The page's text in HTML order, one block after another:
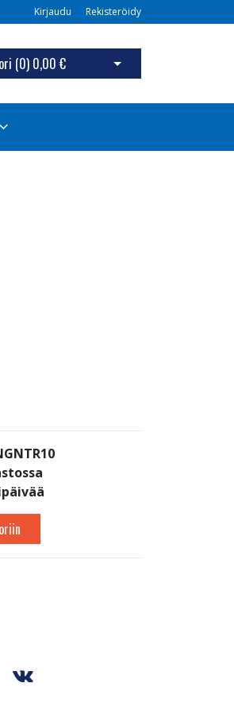
Kirjaudu Rekisteröidy
(0) 0,00 € Avaa ostoskori